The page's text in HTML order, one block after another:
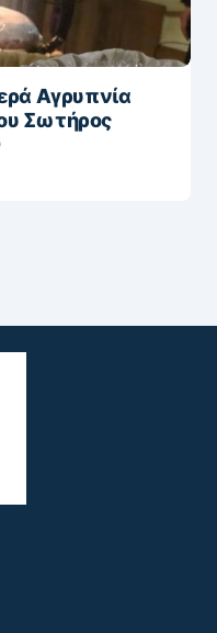
Αγρυπνία
Σωτήρος